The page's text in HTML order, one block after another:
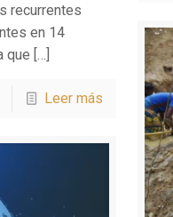
recurrentes
en 14
que […]
Leer más